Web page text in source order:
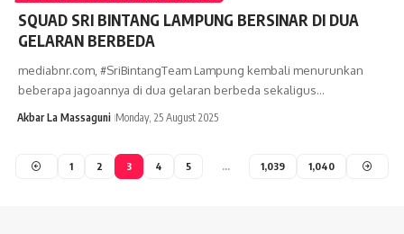
SQUAD SRI BINTANG LAMPUNG BERSINAR DI DUA
GELARAN BERBEDA
mediabnr.com, #SriBintangTeam Lampung kembali menurunkan
beberapa jagoannya di dua gelaran berbeda sekaligus…
Akbar La Massaguni Monday, 25 August 2025
1 2 3 4 5 … 1,039 1,040